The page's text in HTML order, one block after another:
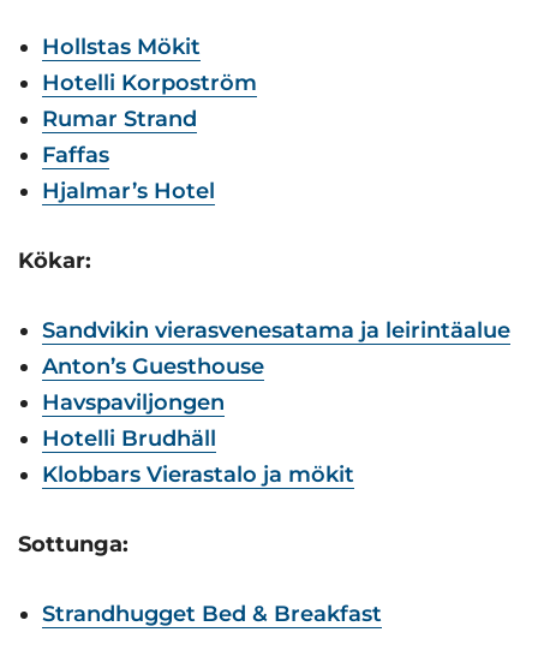
Hollstas Mökit
Hotelli Korpoström
Rumar Strand
Faffas
Hjalmar’s Hotel
Kökar:
Sandvikin vierasvenesatama ja leirintäalue
Anton’s Guesthouse
Havspaviljongen
Hotelli Brudhäll
Klobbars Vierastalo ja mökit
Sottunga:
Strandhugget Bed & Breakfast